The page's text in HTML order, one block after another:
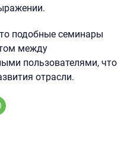
подобные семинары
между
пользователями, что
отрасли.